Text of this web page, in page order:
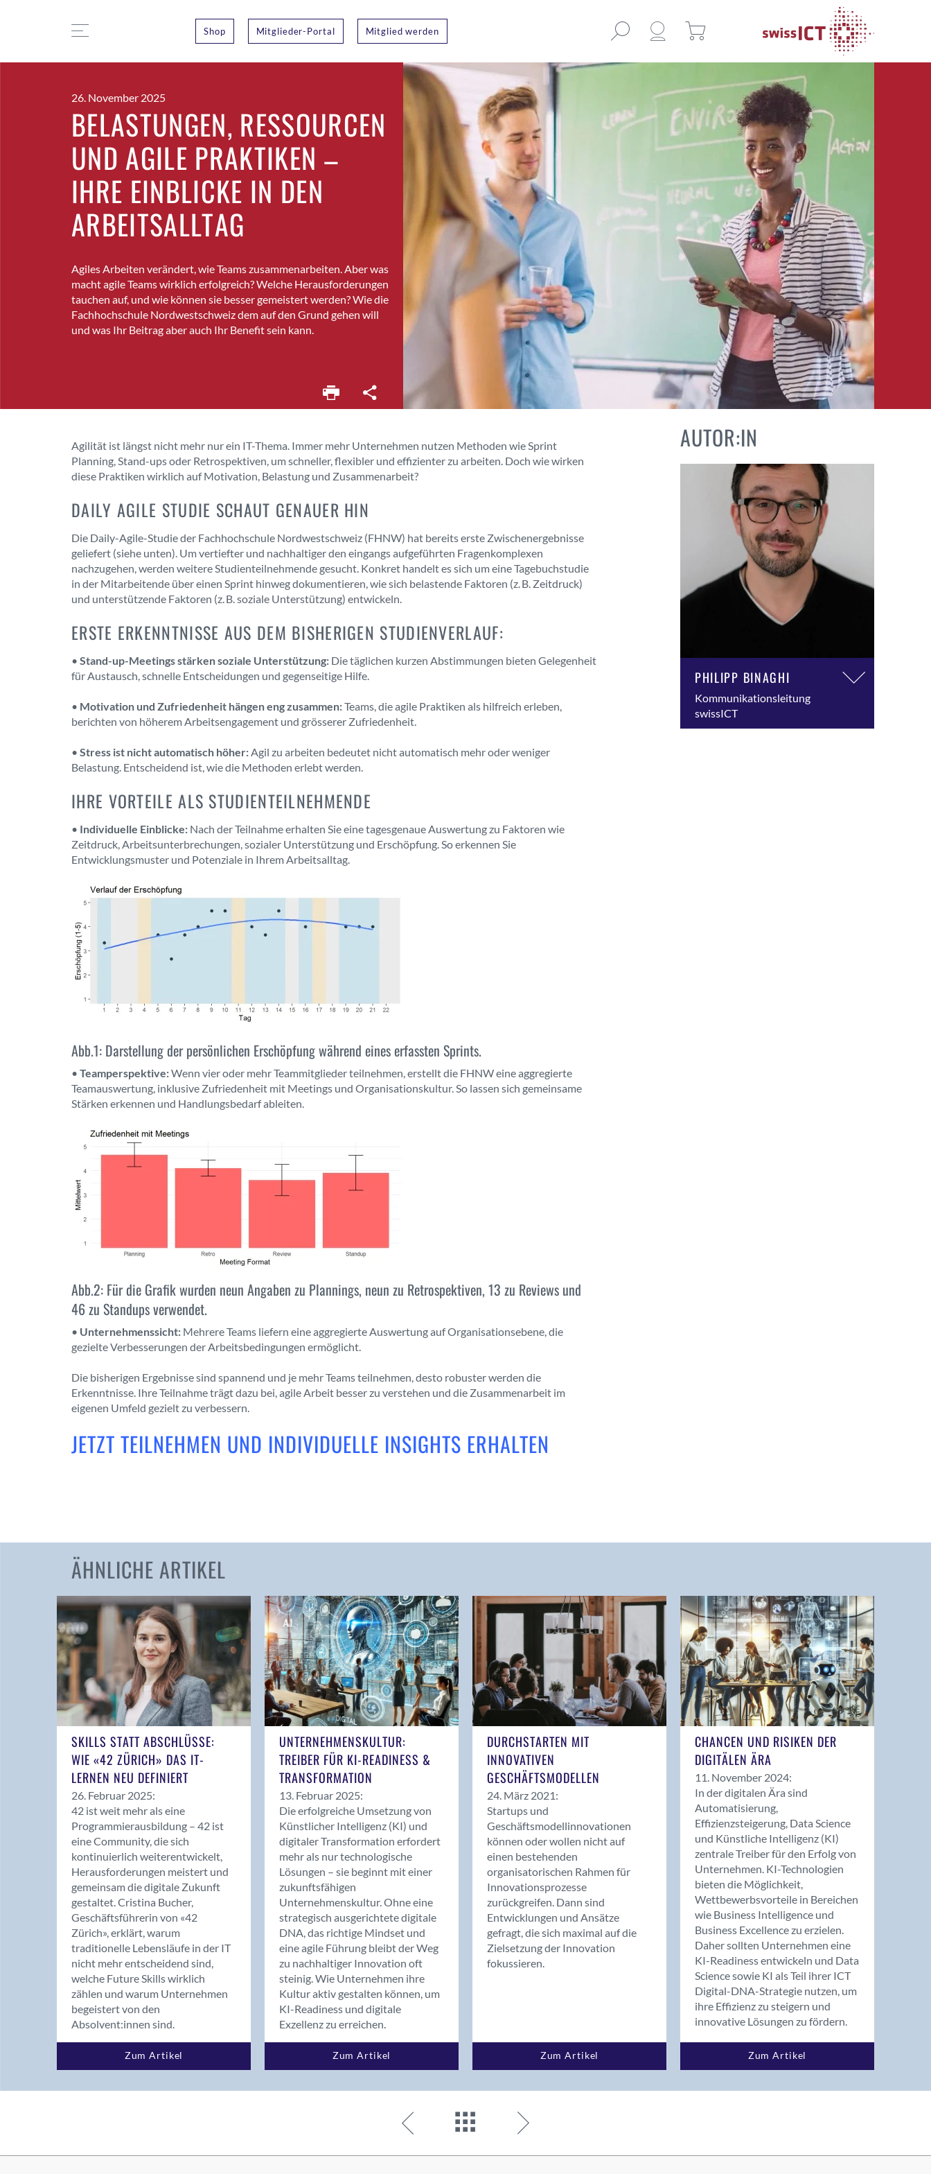
Shop Mitglieder-Portal Mitglied werden
26. November 2025
BELASTUNGEN, RESSOURCEN
UND AGILE PRAKTIKEN –
IHRE EINBLICKE IN DEN
ARBEITSALLTAG
Agiles Arbeiten verändert, wie Teams zusammenarbeiten. Aber was
macht agile Teams wirklich erfolgreich? Welche Herausforderungen
tauchen auf, und wie können sie besser gemeistert werden? Wie die
Fachhochschule Nordwestschweiz dem auf den Grund gehen will
und was Ihr Beitrag aber auch Ihr Benefit sein kann.
Agilität ist längst nicht mehr nur ein IT-Thema. Immer mehr Unternehmen nutzen Methoden wie Sprint
Planning, Stand-ups oder Retrospektiven, um schneller, flexibler und effizienter zu arbeiten. Doch wie wirken
diese Praktiken wirklich auf Motivation, Belastung und Zusammenarbeit?
DAILY AGILE STUDIE SCHAUT GENAUER HIN
Die Daily-Agile-Studie der Fachhochschule Nordwestschweiz (FHNW) hat bereits erste Zwischenergebnisse
geliefert (siehe unten). Um vertiefter und nachhaltiger den eingangs aufgeführten Fragenkomplexen
nachzugehen, werden weitere Studienteilnehmende gesucht. Konkret handelt es sich um eine Tagebuchstudie
in der Mitarbeitende über einen Sprint hinweg dokumentieren, wie sich belastende Faktoren (z. B. Zeitdruck)
und unterstützende Faktoren (z. B. soziale Unterstützung) entwickeln.
ERSTE ERKENNTNISSE AUS DEM BISHERIGEN STUDIENVERLAUF:
• Stand-up-Meetings stärken soziale Unterstützung: Die täglichen kurzen Abstimmungen bieten Gelegenheit
für Austausch, schnelle Entscheidungen und gegenseitige Hilfe.
• Motivation und Zufriedenheit hängen eng zusammen:Teams, die agile Praktiken als hilfreich erleben,
berichten von höherem Arbeitsengagement und grösserer Zufriedenheit.
• Stress ist nicht automatisch höher:Agil zu arbeiten bedeutet nicht automatisch mehr oder weniger
Belastung. Entscheidend ist, wie die Methoden erlebt werden.
IHRE VORTEILE ALS STUDIENTEILNEHMENDE
• Individuelle Einblicke: Nach der Teilnahme erhalten Sie eine tagesgenaue Auswertung zu Faktoren wie
Zeitdruck, Arbeitsunterbrechungen, sozialer Unterstützung und Erschöpfung. So erkennen Sie
Entwicklungsmuster und Potenziale in Ihrem Arbeitsalltag.
Abb.1: Darstellung der persönlichen Erschöpfung während eines erfassten Sprints.
• Teamperspektive:Wenn vier oder mehr Teammitglieder teilnehmen, erstellt die FHNW eine aggregierte
Teamauswertung, inklusive Zufriedenheit mit Meetings und Organisationskultur. So lassen sich gemeinsame
Stärken erkennen und Handlungsbedarf ableiten.
Abb.2: Für die Grafik wurden neun Angaben zu Plannings, neun zu Retrospektiven, 13 zu Reviews und
46 zu Standups verwendet.
• Unternehmenssicht: Mehrere Teams liefern eine aggregierte Auswertung auf Organisationsebene, die
gezielte Verbesserungen der Arbeitsbedingungen ermöglicht.
Die bisherigen Ergebnisse sind spannend und je mehr Teams teilnehmen, desto robuster werden die
Erkenntnisse. Ihre Teilnahme trägt dazu bei, agile Arbeit besser zu verstehen und die Zusammenarbeit im
eigenen Umfeld gezielt zu verbessern.
JETZT TEILNEHMEN UND INDIVIDUELLE INSIGHTS ERHALTEN
AUTOR:IN
PHILIPP BINAGHI
Kommunikationsleitung
swissICT
ÄHNLICHE ARTIKEL
SKILLS STATT ABSCHLÜSSE:
WIE «42 ZÜRICH» DAS IT-
LERNEN NEU DEFINIERT
26. Februar 2025:
42 ist weit mehr als eine
Programmierausbildung – 42 ist
eine Community, die sich
kontinuierlich weiterentwickelt,
Herausforderungen meistert und
gemeinsam die digitale Zukunft
gestaltet. Cristina Bucher,
Geschäftsführerin von «42
Zürich», erklärt, warum
traditionelle Lebensläufe in der IT
nicht mehr entscheidend sind,
welche Future Skills wirklich
zählen und warum Unternehmen
begeistert von den
Absolvent:innen sind.
Zum Artikel
UNTERNEHMENSKULTUR:
TREIBER FÜR KI-READINESS &
TRANSFORMATION
13. Februar 2025:
Die erfolgreiche Umsetzung von
Künstlicher Intelligenz (KI) und
digitaler Transformation erfordert
mehr als nur technologische
Lösungen – sie beginnt mit einer
zukunftsfähigen
Unternehmenskultur. Ohne eine
strategisch ausgerichtete digitale
DNA, das richtige Mindset und
eine agile Führung bleibt der Weg
zu nachhaltiger Innovation oft
steinig. Wie Unternehmen ihre
Kultur aktiv gestalten können, um
KI-Readiness und digitale
Exzellenz zu erreichen.
Zum Artikel
DURCHSTARTEN MIT
INNOVATIVEN
GESCHÄFTSMODELLEN
24. März 2021:
Startups und
Geschäftsmodellinnovationen
können oder wollen nicht auf
einen bestehenden
organisatorischen Rahmen für
Innovationsprozesse
zurückgreifen. Dann sind
Entwicklungen und Ansätze
gefragt, die sich maximal auf die
Zielsetzung der Innovation
fokussieren.
Zum Artikel
CHANCEN UND RISIKEN DER
DIGITÄLEN ÄRA
11. November 2024:
In der digitalen Ära sind
Automatisierung,
Effizienzsteigerung, Data Science
und Künstliche Intelligenz (KI)
zentrale Treiber für den Erfolg von
Unternehmen. KI-Technologien
bieten die Möglichkeit,
Wettbewerbsvorteile in Bereichen
wie Business Intelligence und
Business Excellence zu erzielen.
Daher sollten Unternehmen eine
KI-Readiness entwickeln und Data
Science sowie KI als Teil ihrer ICT
Digital-DNA-Strategie nutzen, um
ihre Effizienz zu steigern und
innovative Lösungen zu fördern.
Zum Artikel